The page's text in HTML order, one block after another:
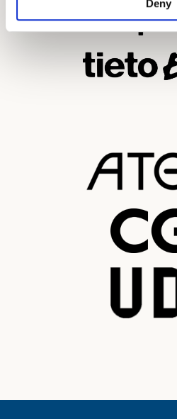
Deny